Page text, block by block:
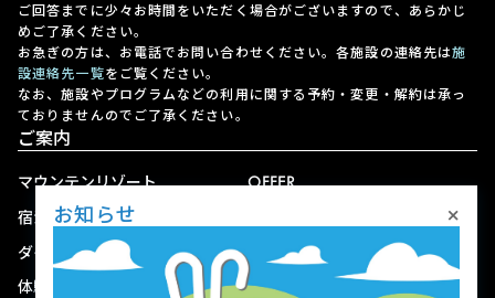
ご回答までに少々お時間をいただく場合がございますので、あらかじ
めご了承ください。
お急ぎの方は、お電話でお問い合わせください。各施設の連絡先は施
設連絡先一覧をご覧ください。
なお、施設やプログラムなどの利用に関する予約・変更・解約は承っ
ておりませんのでご了承ください。
ご案内
マウンテンリゾート
宿泊
ダイニング
体験
OFFER
ショップ
お知らせ ×